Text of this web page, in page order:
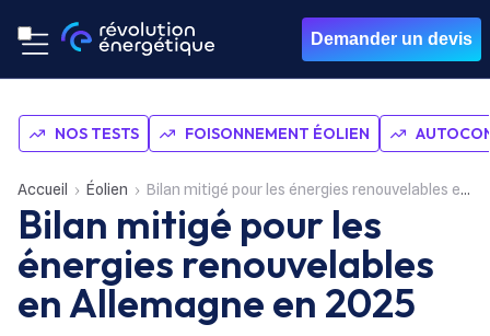
Demander un devis
NOS TESTS FOISONNEMENT ÉOLIEN
Accueil Éolien Bilan mitigé pour les énergies renouvelables en Allemagne en 2025
Bilan mitigé pour les
énergies renouvelables
en Allemagne en 2025